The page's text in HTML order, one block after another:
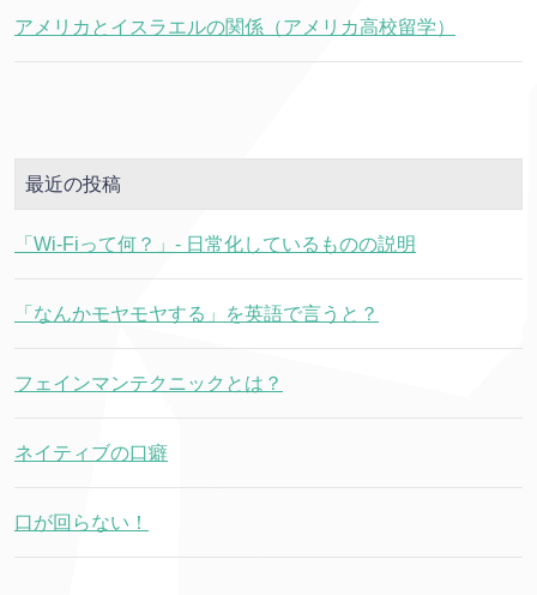
アメリカとイスラエルの関係（アメリカ高校留学）
最近の投稿
「Wi-Fiって何？」- 日常化しているものの説明
「なんかモヤモヤする」を英語で言うと？
フェインマンテクニックとは？
ネイティブの口癖
口が回らない！